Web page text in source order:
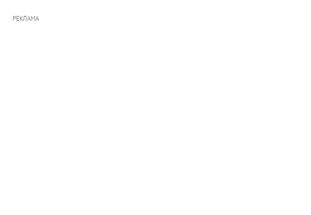
РЕКЛАМА